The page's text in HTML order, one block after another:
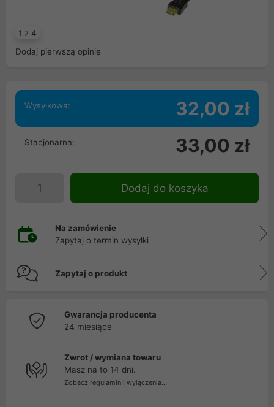
1 z 4
Dodaj pierwszą opinię
Wysyłkowa: 32,00 zł
Stacjonarna: 33,00 zł
Dodaj do koszyka
Na zamówienie
Zapytaj o termin wysyłki
Zapytaj o produkt
Gwarancja producenta
24 miesiące
Zwrot / wymiana towaru
Masz na to 14 dni.
Zobacz regulamin i wyłączenia...